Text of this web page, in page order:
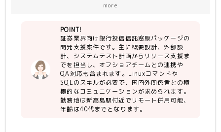
ます。
※国内で製造工程は担当しません。
【現場環境】
OS：Linux
DB：Oracle
言語他：JSP(画面)、COBOL(バッチ)、
SQL
※能動的に行動でき、コミュニケーショ
ン能力がある方でしたら若干スキルは考
慮いたします。
【尚可】
・金融経験、証券業務、資産運用業務等
の経験。
more
POINT!
証券業界向け銀行投信信託窓販パッケージの
開発支援案件です。主に概要設計、外部設
計、システムテスト計画からリリース支援ま
でを担当し、オフショアチームとの連携や
QA対応も含まれます。Linuxコマンドや
SQLのスキルが必要で、国内外関係者との積
極的なコミュニケーションが求められます。
勤務地は新高島駅付近でリモート併用可能、
年齢は40代までとなります。